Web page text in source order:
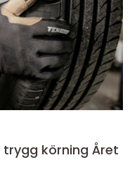
körning Året